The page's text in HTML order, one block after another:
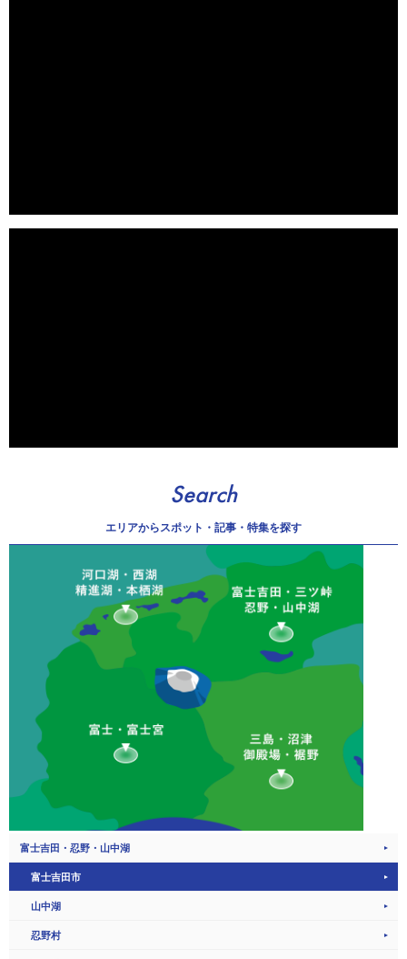
Search
エリアからスポット・記事・特集を探す
富士吉田・忍野・山中湖
富士吉田市
山中湖
忍野村